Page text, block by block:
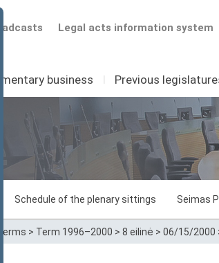
Legal acts information system
business I Previous
Schedule of the plenary sittings Seimas
> Term 1996–2000 > 8 eilinė > 06/15/2000